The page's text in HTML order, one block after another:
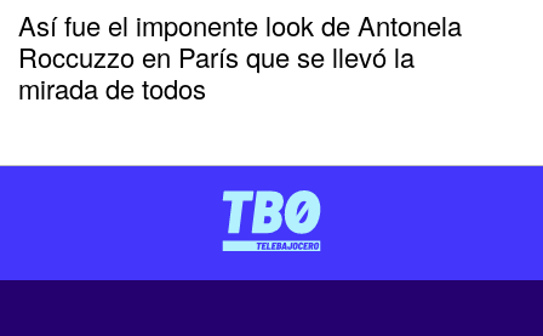
Así fue el imponente look de Antonela
Roccuzzo en París que se llevó la
mirada de todos